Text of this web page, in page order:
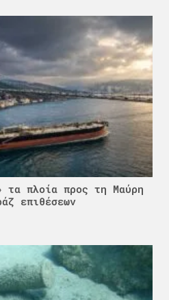
τα πλοία προς τη Μαύρη
επιθέσεων